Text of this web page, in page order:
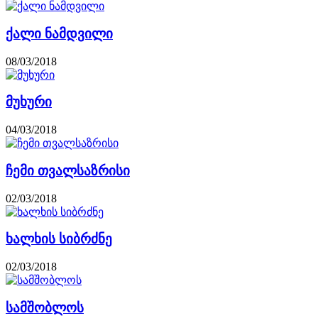
ქალი ნამდვილი
08/03/2018
მუხური
04/03/2018
ჩემი თვალსაზრისი
02/03/2018
ხალხის სიბრძნე
02/03/2018
სამშობლოს